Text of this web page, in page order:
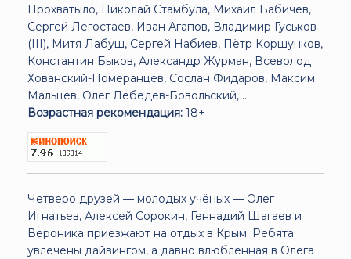
Прохватыло, Николай Стамбула, Михаил Бабичев,
Сергей Легостаев, Иван Агапов, Владимир Гуськов
(III), Митя Лабуш, Сергей Набиев, Пётр Коршунков,
Константин Быков, Александр Журман, Всеволод
Хованский-Померанцев, Сослан Фидаров, Максим
Мальцев, Олег Лебедев-Бовольский, ...
Возрастная рекомендация: 18+
Четверо друзей — молодых учёных — Олег
Игнатьев, Алексей Сорокин, Геннадий Шагаев и
Вероника приезжают на отдых в Крым. Ребята
увлечены дайвингом, а давно влюбленная в Олега